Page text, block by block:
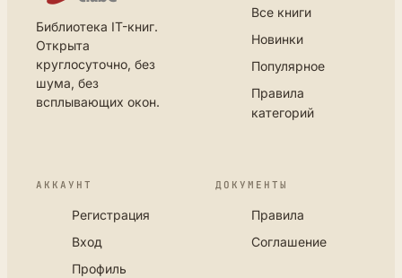
Библиотека IT-книг.
Открыта
круглосуточно, без
шума, без
всплывающих окон.
Все книги
Новинки
Популярное
Правила
категорий
АККАУНТ
Регистрация
Вход
Профиль
ДОКУМЕНТЫ
Правила
Соглашение